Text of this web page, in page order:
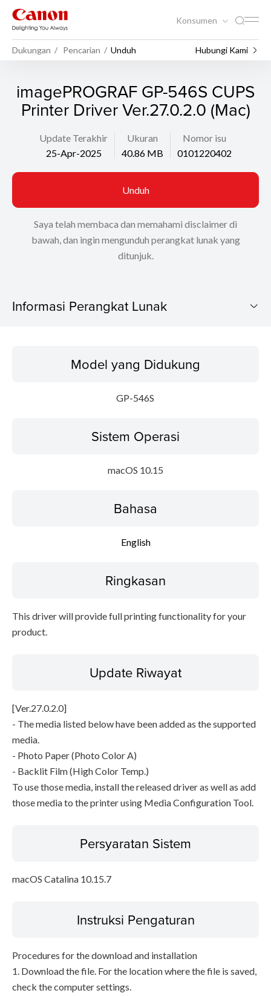
Konsumen
Dukungan Pencarian Unduh Hubungi Kami
imagePROGRAF GP-546S CUPS
Printer Driver Ver.27.0.2.0 (Mac)
Update Terakhir
25-Apr-2025
Ukuran
40.86 MB
Nomor isu
0101220402
Unduh
Saya telah membaca dan memahami disclaimer di
bawah, dan ingin mengunduh perangkat lunak yang
ditunjuk.
Informasi Perangkat Lunak
Sistem OperasiModel yang Didukung
GP-546S
Sistem Operasi
macOS 10.15
Bahasa
English
Ringkasan
This driver will provide full printing functionality for your
product.
Update Riwayat
[Ver.27.0.2.0]
- The media listed below have been added as the supported
media.
- Photo Paper (Photo Color A)
- Backlit Film (High Color Temp.)
To use those media, install the released driver as well as add
those media to the printer using Media Configuration Tool.
Persyaratan Sistem
macOS Catalina 10.15.7
Instruksi Pengaturan
Procedures for the download and installation
1. Download the file. For the location where the file is saved,
check the computer settings.